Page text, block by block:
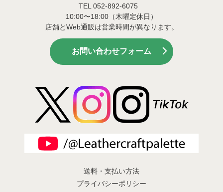
TEL 052-892-6075
10:00〜18:00（木曜定休日）
店舗とWeb通販は営業時間が異なります。
お問い合わせフォーム
送料・支払い方法
プライバシーポリシー